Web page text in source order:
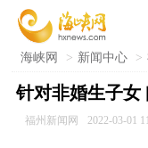
海峡网 > 新闻中心 >
针对非婚生子女
福州新闻网 2022-03-01